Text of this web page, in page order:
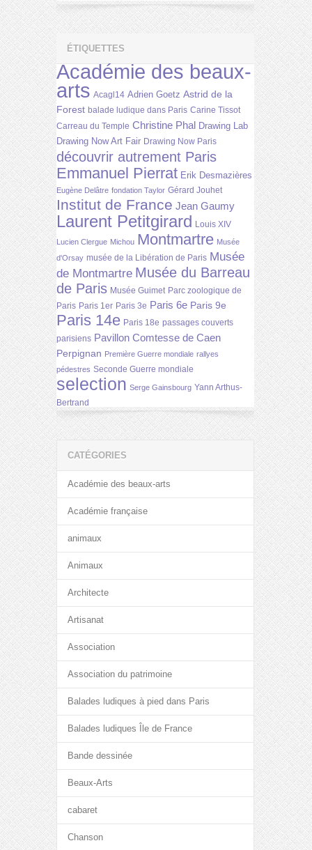
ÉTIQUETTES
Académie des beaux-
arts Acagl14 Adrien Goetz Astrid de la
Forest balade ludique dans Paris Carine Tissot
Carreau du Temple Christine Phal Drawing Lab
Drawing Now Art Fair Drawing Now Paris
découvrir autrement Paris
Emmanuel Pierrat Erik Desmazières
Eugène Delâtre fondation Taylor Gérard Jouhet
Institut de France Jean Gaumy
Laurent Petitgirard Louis XIV
Lucien Clergue Michou Montmartre Musée
d'Orsay musée de la Libération de Paris Musée
de Montmartre Musée du Barreau
de Paris Musée Guimet Parc zoologique de
Paris Paris 1er Paris 3e Paris 6e Paris 9e
Paris 14e Paris 18e passages couverts
parisiens Pavillon Comtesse de Caen
Perpignan Première Guerre mondiale rallyes
pédestres Seconde Guerre mondiale
selection Serge Gainsbourg Yann Arthus-
Bertrand
CATÉGORIES
Académie des beaux-arts
Académie française
animaux
Animaux
Architecte
Artisanat
Association
Association du patrimoine
Balades ludiques à pied dans Paris
Balades ludiques Île de France
Bande dessinée
Beaux-Arts
cabaret
Chanson